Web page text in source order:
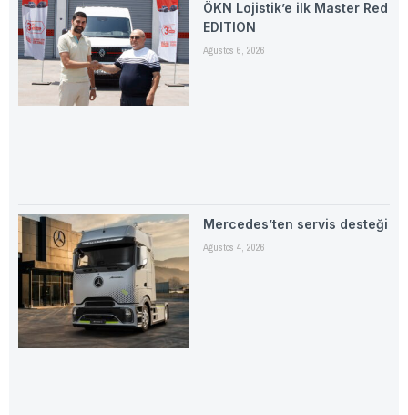
ÖKN Lojistik’e ilk Master Red
EDITION
Ağustos 6, 2026
Mercedes’ten servis desteği
Ağustos 4, 2026